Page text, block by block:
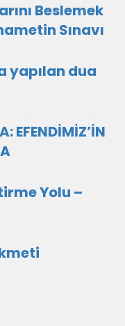
Beslemek
Sınavı
yapılan dua
EFENDİMİZ’İN
Yolu –